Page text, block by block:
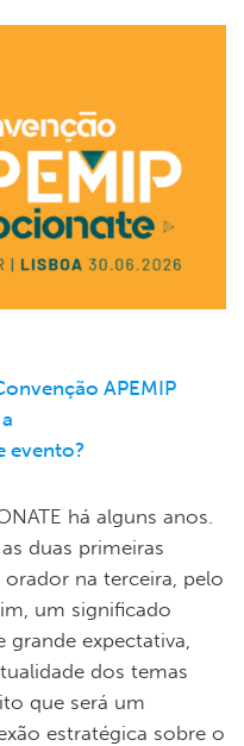
APEMIP
evento?
há alguns anos.
duas primeiras
na terceira, pelo
um significado
expectativa,
dos temas
que será um
estratégica sobre o